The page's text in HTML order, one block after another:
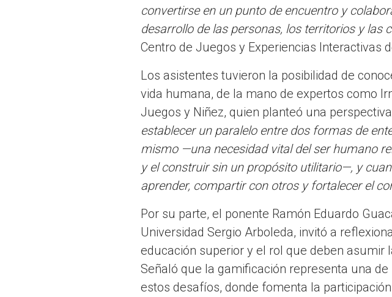
convertirse en un punto de encuentro y
desarrollo de las personas, los territorios y las
Centro de Juegos y Experiencias Interactivas
Los asistentes tuvieron la posibilidad de
vida humana, de la mano de expertos como
Juegos y Niñez, quien planteó una
establecer un paralelo entre dos formas de
mismo —una necesidad vital del ser humano
y el construir sin un propósito utilitario—, y
aprender, compartir con otros y fortalecer el
Por su parte, el ponente Ramón Eduardo
Universidad Sergio Arboleda, invitó a
educación superior y el rol que deben asumir
Señaló que la gamificación representa una
estos desafíos, donde fomenta la